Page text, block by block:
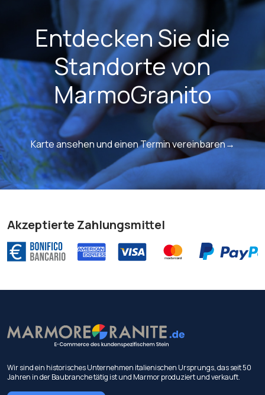
Entdecken Sie die
Standorte von
MarmoGranito
Karte ansehen und einen Termin vereinbaren→
Akzeptierte Zahlungsmittel
Wir sind ein historisches Unternehmen italienischen Ursprungs, das seit 50
Jahren in der Baubranche tätig ist und Marmor produziert und verkauft.